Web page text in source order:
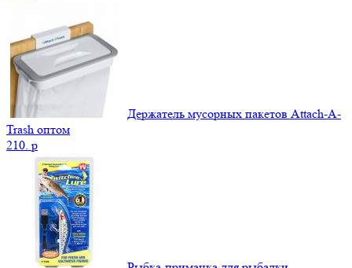
Держатель мусорных пакетов Attach-A-
Trash оптом
210. p